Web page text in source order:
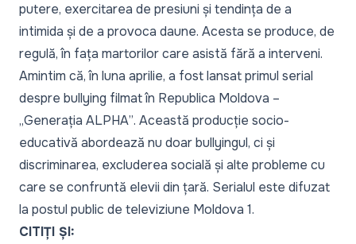
putere, exercitarea de presiuni și tendința de a
intimida și de a provoca daune. Acesta se produce, de
regulă, în fața martorilor care asistă fără a interveni.
Amintim că, în luna aprilie, a fost lansat primul serial
despre bullying filmat în Republica Moldova –
„Generația ALPHA”. Această producție socio-
educativă abordează nu doar bullyingul, ci și
discriminarea, excluderea socială și alte probleme cu
care se confruntă elevii din țară. Serialul este difuzat
la postul public de televiziune Moldova 1.
CITIȚI ȘI: